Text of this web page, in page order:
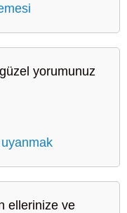
yorumunuz
ellerinize ve